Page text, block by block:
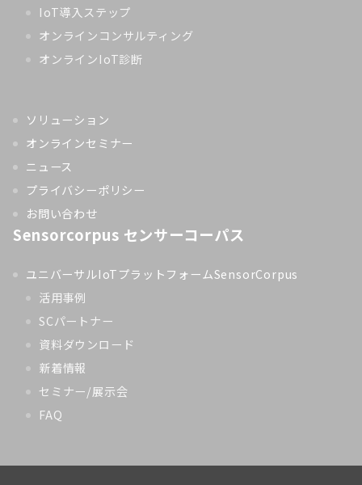
IoT導入ステップ
オンラインコンサルティング
オンラインIoT診断
ソリューション
オンラインセミナー
ニュース
プライバシーポリシー
お問い合わせ
Sensorcorpus センサーコーパス
ユニバーサルIoTプラットフォームSensorCorpus
活用事例
SCパートナー
資料ダウンロード
新着情報
セミナー/展示会
FAQ